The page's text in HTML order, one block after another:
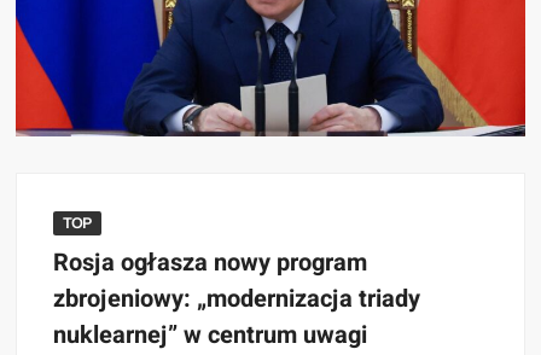
TOP
Rosja ogłasza nowy program
zbrojeniowy: „modernizacja triady
nuklearnej” w centrum uwagi